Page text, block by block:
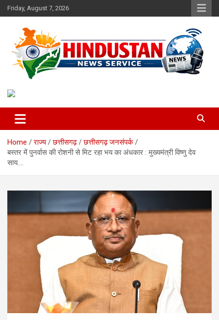
Skip
to
Friday, August 7, 2026
Hindustan News Service
Home राज्य छत्तीसगढ़
छत्तीसगढ़ जनसंपर्क
बस्तर में पुनर्वास की रोशनी से मिट रहा भय का अंधकार : मुख्यमंत्री विष्णु देव
साय….